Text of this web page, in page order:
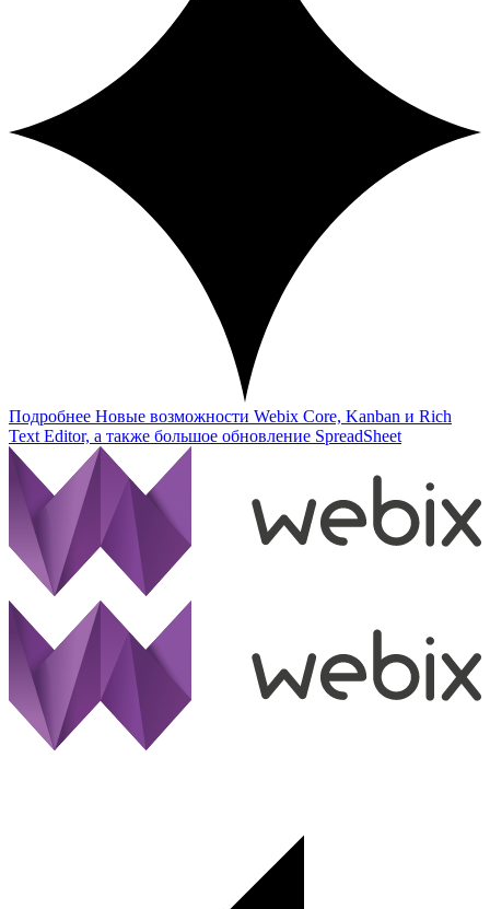
Подробнее Новые возможности Webix Core, Kanban и Rich
Text Editor, а также большое обновление SpreadSheet